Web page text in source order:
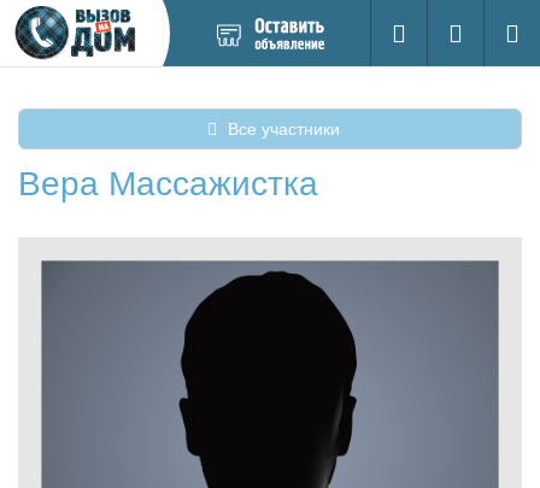
новое
Поиск
Вход на
Все участники
Вера Массажистка